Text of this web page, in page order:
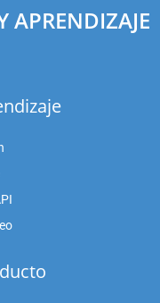
APRENDIZAJE